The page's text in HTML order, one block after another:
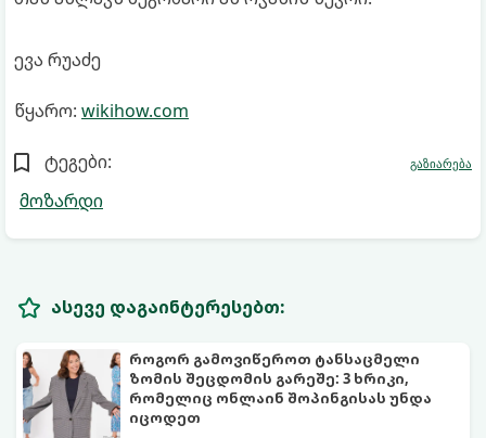
ევა რუაძე
წყარო: wikihow.com
ტეგები:
მოზარდი
გაზიარება
ასევე დაგაინტერესებთ:
როგორ გამოვიწეროთ ტანსაცმელი
ზომის შეცდომის გარეშე: 3 ხრიკი,
რომელიც ონლაინ შოპინგისას უნდა
იცოდეთ